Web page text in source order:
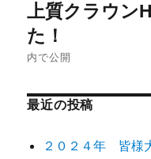
上質クラウン
た！
内で公開
最近の投稿
２０２４年 皆様